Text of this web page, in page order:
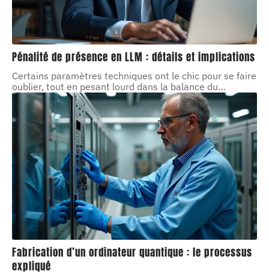
Pénalité de présence en LLM : détails et implications
Certains paramètres techniques ont le chic pour se faire
oublier, tout en pesant lourd dans la balance du…
Fabrication d’un ordinateur quantique : le processus
expliqué